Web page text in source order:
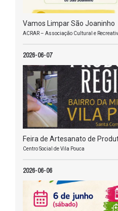
Vamos Limpar São Joaninho
ACRAR – Associação Cultural e
2026-06-07
Feira de Artesanato de
Centro Social de Vila Pouca
2026-06-06